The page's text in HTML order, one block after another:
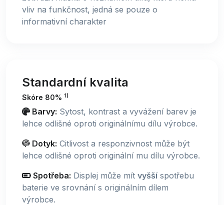
vliv na funkčnost, jedná se pouze o
informativní charakter
Standardní kvalita
Skóre 80% 1)
Barvy: Sytost, kontrast a vyvážení barev je
lehce odlišné oproti originálnímu dílu výrobce.
Dotyk: Citlivost a responzivnost může být
lehce odlišné oproti originální mu dílu výrobce.
Spotřeba: Displej může mít vyšší spotřebu
baterie ve srovnání s originálním dílem
výrobce.